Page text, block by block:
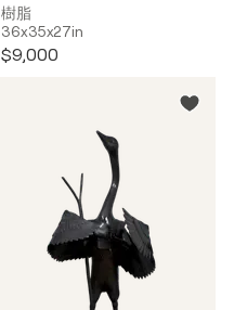
樹脂
36x35x27in
$9,000